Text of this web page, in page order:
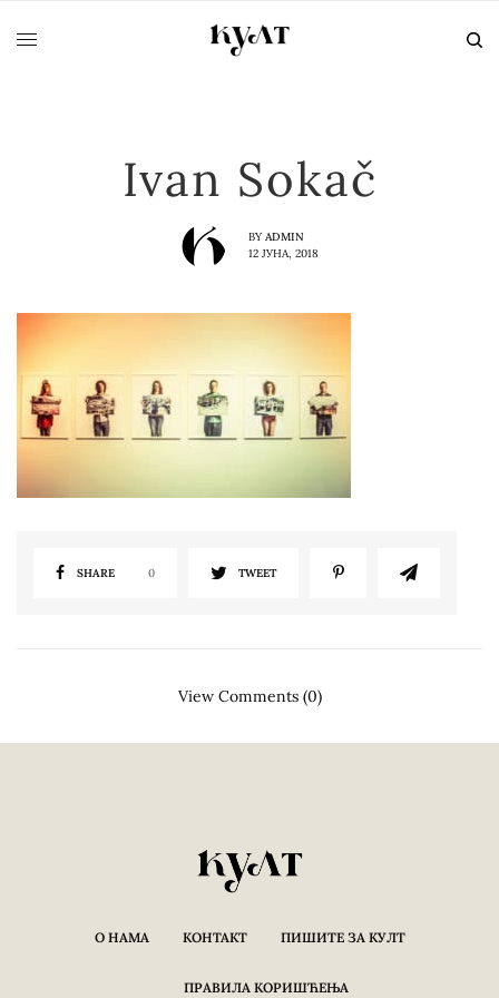
Ivan Sokač
BY ADMIN
12 ЈУНА, 2018
SHARE 0 TWEET
View Comments (0)
О НАМА КОНТАКТ ПИШИТЕ ЗА КУЛТ
ПРАВИЛА КОРИШЋЕЊА